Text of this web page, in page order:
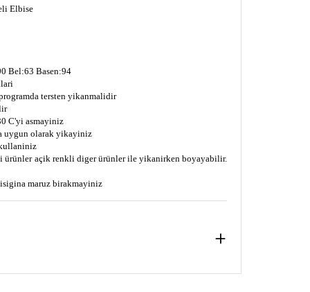
Elbise
Bel:63 Basen:94
tersten yikanmalidir
C'yi asmayiniz
uygun olarak yikayiniz
ürünler açik renkli diger ürünler ile yikanirken boyayabilir.
maruz birakmayiniz